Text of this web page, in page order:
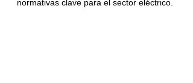
normativas clave para el sector eléctrico.